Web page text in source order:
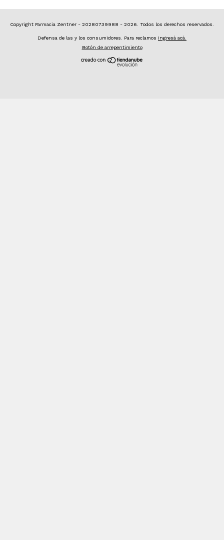
Copyright Farmacia Zentner - 20280739988 - 2026. Todos los derechos reservados.
Defensa de las y los consumidores. Para reclamos ingresá acá.
Botón de arrepentimiento